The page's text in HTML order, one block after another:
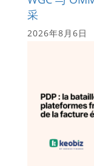
采
2026年8月6日